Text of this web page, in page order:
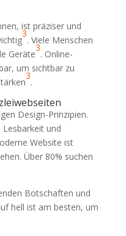
ist präziser und
3
. Viele Menschen
Geräte
3
. Online-
um sichtbar zu
3
.
Design-Prinzipien.
und
Website ist
Über 80% suchen
Botschaften und
hell ist am besten, um